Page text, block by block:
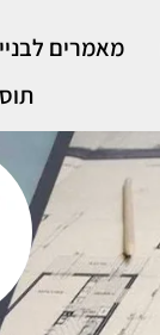
מאמרים